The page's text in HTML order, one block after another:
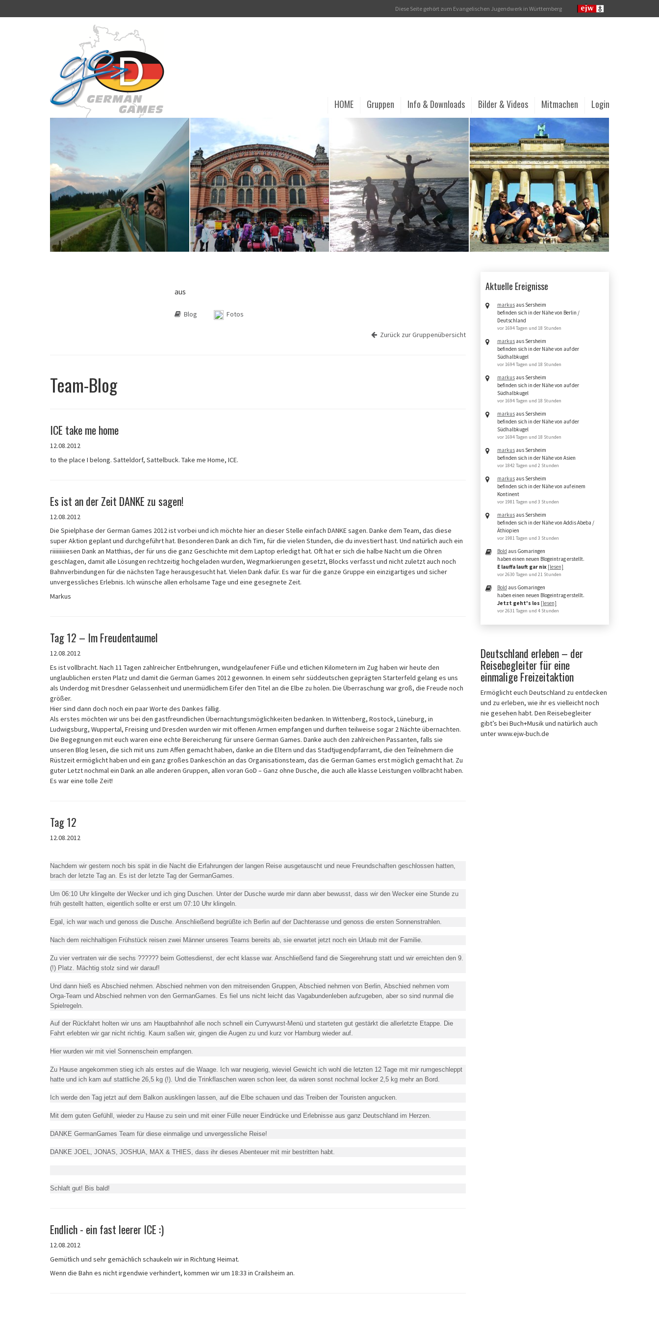
Diese Seite gehört zum Evangelischen Jugendwerk in Württemberg
HOME Gruppen Info & Downloads Bilder & Videos Mitmachen Login
aus
Blog Fotos
Zurück zur Gruppenübersicht
Team-Blog
ICE take me home
12.08.2012
to the place I belong. Satteldorf, Sattelbuck. Take me Home, ICE.
Es ist an der Zeit DANKE zu sagen!
12.08.2012
Die Spielphase der German Games 2012 ist vorbei und ich möchte hier an dieser Stelle einfach DANKE sagen. Danke dem Team, das diese
super Aktion geplant und durchgeführt hat. Besonderen Dank an dich Tim, für die vielen Stunden, die du investiert hast. Und natürlich auch ein
riiiiiiiiiesen Dank an Matthias, der für uns die ganz Geschichte mit dem Laptop erledigt hat. Oft hat er sich die halbe Nacht um die Ohren
geschlagen, damit alle Lösungen rechtzeitig hochgeladen wurden, Wegmarkierungen gesetzt, Blocks verfasst und nicht zuletzt auch noch
Bahnverbindungen für die nächsten Tage herausgesucht hat. Vielen Dank dafür. Es war für die ganze Gruppe ein einzigartiges und sicher
unvergessliches Erlebnis. Ich wünsche allen erholsame Tage und eine gesegnete Zeit.
Markus
Tag 12 – Im Freudentaumel
12.08.2012
Es ist vollbracht. Nach 11 Tagen zahlreicher Entbehrungen, wundgelaufener Füße und etlichen Kilometern im Zug haben wir heute den
unglaublichen ersten Platz und damit die German Games 2012 gewonnen. In einem sehr süddeutschen geprägten Starterfeld gelang es uns
als Underdog mit Dresdner Gelassenheit und unermüdlichem Eifer den Titel an die Elbe zu holen. Die Überraschung war groß, die Freude noch
größer.
Hier sind dann doch noch ein paar Worte des Dankes fällig.
Als erstes möchten wir uns bei den gastfreundlichen Übernachtungsmöglichkeiten bedanken. In Wittenberg, Rostock, Lüneburg, in
Ludwigsburg, Wuppertal, Freising und Dresden wurden wir mit offenen Armen empfangen und durften teilweise sogar 2 Nächte übernachten.
Die Begegnungen mit euch waren eine echte Bereicherung für unsere German Games. Danke auch den zahlreichen Passanten, falls sie
unseren Blog lesen, die sich mit uns zum Affen gemacht haben, danke an die Eltern und das Stadtjugendpfarramt, die den Teilnehmern die
Rüstzeit ermöglicht haben und ein ganz großes Dankeschön an das Organisationsteam, das die German Games erst möglich gemacht hat. Zu
guter Letzt nochmal ein Dank an alle anderen Gruppen, allen voran GoD – Ganz ohne Dusche, die auch alle klasse Leistungen vollbracht haben.
Es war eine tolle Zeit!
Tag 12
12.08.2012
Nachdem wir gestern noch bis spät in die Nacht die Erfahrungen der langen Reise ausgetauscht und neue Freundschaften geschlossen hatten,
brach der letzte Tag an. Es ist der letzte Tag der GermanGames.
Um 06:10 Uhr klingelte der Wecker und ich ging Duschen. Unter der Dusche wurde mir dann aber bewusst, dass wir den Wecker eine Stunde zu
früh gestellt hatten, eigentlich sollte er erst um 07:10 Uhr klingeln.
Egal, ich war wach und genoss die Dusche. Anschließend begrüßte ich Berlin auf der Dachterasse und genoss die ersten Sonnenstrahlen.
Nach dem reichhaltigen Frühstück reisen zwei Männer unseres Teams bereits ab, sie erwartet jetzt noch ein Urlaub mit der Familie.
Zu vier vertraten wir die sechs ?????? beim Gottesdienst, der echt klasse war. Anschließend fand die Siegerehrung statt und wir erreichten den 9.
(!) Platz. Mächtig stolz sind wir darauf!
Und dann hieß es Abschied nehmen. Abschied nehmen von den mitreisenden Gruppen, Abschied nehmen von Berlin, Abschied nehmen vom
Orga-Team und Abschied nehmen von den GermanGames. Es fiel uns nicht leicht das Vagabundenleben aufzugeben, aber so sind nunmal die
Spielregeln.
Auf der Rückfahrt holten wir uns am Hauptbahnhof alle noch schnell ein Currywurst-Menü und starteten gut gestärkt die allerletzte Etappe. Die
Fahrt erlebten wir gar nicht richtig. Kaum saßen wir, gingen die Augen zu und kurz vor Hamburg wieder auf.
Hier wurden wir mit viel Sonnenschein empfangen.
Zu Hause angekommen stieg ich als erstes auf die Waage. Ich war neugierig, wieviel Gewicht ich wohl die letzten 12 Tage mit mir rumgeschleppt
hatte und ich kam auf stattliche 26,5 kg (!). Und die Trinkflaschen waren schon leer, da wären sonst nochmal locker 2,5 kg mehr an Bord.
Ich werde den Tag jetzt auf dem Balkon ausklingen lassen, auf die Elbe schauen und das Treiben der Touristen angucken.
Mit dem guten Gefühll, wieder zu Hause zu sein und mit einer Fülle neuer Eindrücke und Erlebnisse aus ganz Deutschland im Herzen.
DANKE GermanGames Team für diese einmalige und unvergessliche Reise!
DANKE JOEL, JONAS, JOSHUA, MAX & THIES, dass ihr dieses Abenteuer mit mir bestritten habt.
Schlaft gut! Bis bald!
Endlich - ein fast leerer ICE :)
12.08.2012
Gemütlich und sehr gemächlich schaukeln wir in Richtung Heimat.
Wenn die Bahn es nicht irgendwie verhindert, kommen wir um 18:33 in Crailsheim an.
Aktuelle Ereignisse
markusaus Sersheim
befinden sich in der Nähe von Berlin /
Deutschland
vor 1694 Tagen und 18 Stunden
markusaus Sersheim
befinden sich in der Nähe von auf der
Südhalbkugel
vor 1694 Tagen und 18 Stunden
markusaus Sersheim
befinden sich in der Nähe von auf der
Südhalbkugel
vor 1694 Tagen und 18 Stunden
markusaus Sersheim
befinden sich in der Nähe von auf der
Südhalbkugel
vor 1694 Tagen und 18 Stunden
markusaus Sersheim
befinden sich in der Nähe von Asien
vor 1842 Tagen und 2 Stunden
markusaus Sersheim
befinden sich in der Nähe von auf einem
Kontinent
vor 1981 Tagen und 3 Stunden
markusaus Sersheim
befinden sich in der Nähe von Addis Abeba /
Äthiopien
vor 1981 Tagen und 3 Stunden
Bold aus Gomaringen
haben einen neuen Blogeintrag erstellt.
E lauffa lauft gar nix [lesen]
vor 2630 Tagen und 21 Stunden
Bold aus Gomaringen
haben einen neuen Blogeintrag erstellt.
Jetzt geht's los [lesen]
vor 2631 Tagen und 4 Stunden
Deutschland erleben – der
Reisebegleiter für eine
einmalige Freizeitaktion
Ermöglicht euch Deutschland zu entdecken
und zu erleben, wie ihr es vielleicht noch
nie gesehen habt. Den Reisebegleiter
gibt’s bei Buch+Musik und natürlich auch
unter www.ejw-buch.de